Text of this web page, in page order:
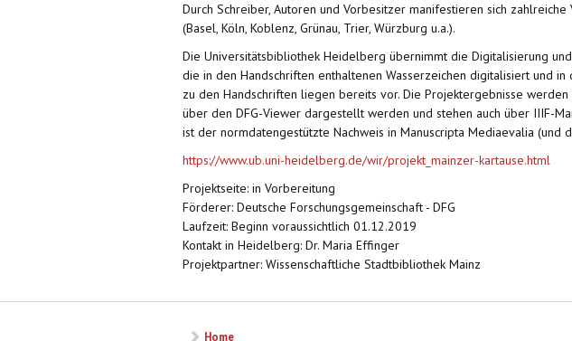
Durch Schreiber, Autoren und Vorbesitzer manifestieren sich
(Basel, Köln, Koblenz, Grünau, Trier, Würzburg u.a.).
Die Universitätsbibliothek Heidelberg übernimmt die Digitalisierung
die in den Handschriften enthaltenen Wasserzeichen digitalisiert und
zu den Handschriften liegen bereits vor. Die Projektergebnisse
über den DFG-Viewer dargestellt werden und stehen auch über IIIF-
ist der normdatengestützte Nachweis in Manuscripta Mediaevalia (und
https://www.ub.uni-heidelberg.de/wir/projekt_mainzer-kartause.html
Projektseite: in Vorbereitung
Förderer: Deutsche Forschungsgemeinschaft - DFG
Laufzeit: Beginn voraussichtlich 01.12.2019
Kontakt in Heidelberg: Dr. Maria Effinger
Projektpartner: Wissenschaftliche Stadtbibliothek Mainz
Home